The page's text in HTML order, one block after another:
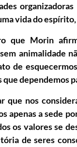
vida do
que Morin
animalidade
de
dependemos
que nos
apenas a sede
os valores se
de seres